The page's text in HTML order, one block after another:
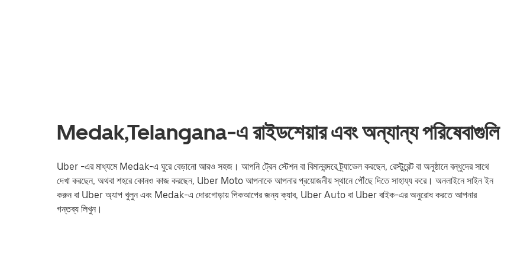
Medak,Telangana-এ রাইডশেয়ার এবং অন্যান্য পরিষেবাগুলি
Uber -এর মাধ্যমে Medak-এ ঘুরে বেড়ানো আরও সহজ। আপনি ট্রেন স্টেশন বা বিমানবন্দরে ট্র্যাভেল করছেন, রেস্টুরেন্ট বা অনুষ্ঠানে বন্ধুদের সাথে
দেখা করছেন, অথবা শহরে কোনও কাজ করছেন, Uber Moto আপনাকে আপনার প্রয়োজনীয় স্থানে পৌঁছে দিতে সাহায্য করে। অনলাইনে সাইন ইন
করুন বা Uber অ্যাপ খুলুন এবং Medak-এ দোরগোড়ায় পিকআপের জন্য ক্যাব, Uber Auto বা Uber বাইক-এর অনুরোধ করতে আপনার
গন্তব্য লিখুন।